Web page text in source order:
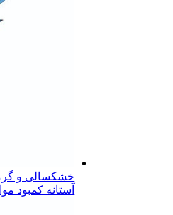
خشکسالی و
آستانه کمبود